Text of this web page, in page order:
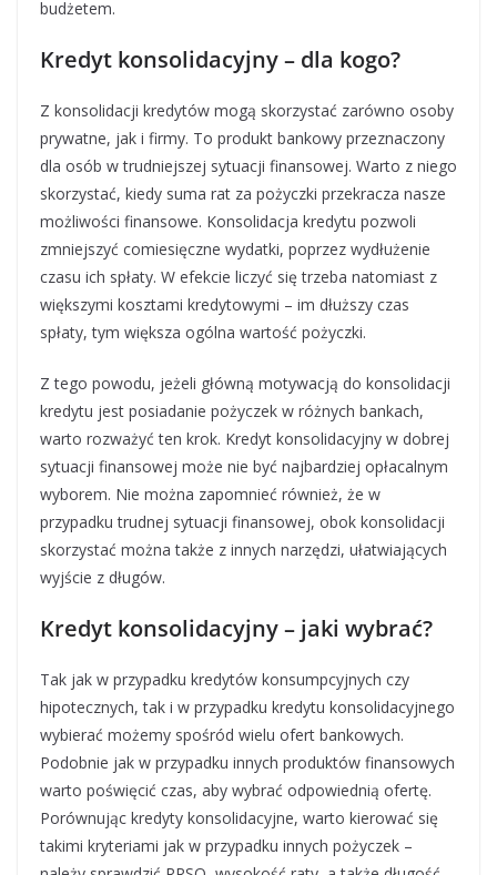
budżetem.
Kredyt konsolidacyjny – dla kogo?
Z konsolidacji kredytów mogą skorzystać zarówno osoby
prywatne, jak i firmy. To produkt bankowy przeznaczony
dla osób w trudniejszej sytuacji finansowej. Warto z niego
skorzystać, kiedy suma rat za pożyczki przekracza nasze
możliwości finansowe. Konsolidacja kredytu pozwoli
zmniejszyć comiesięczne wydatki, poprzez wydłużenie
czasu ich spłaty. W efekcie liczyć się trzeba natomiast z
większymi kosztami kredytowymi – im dłuższy czas
spłaty, tym większa ogólna wartość pożyczki.
Z tego powodu, jeżeli główną motywacją do konsolidacji
kredytu jest posiadanie pożyczek w różnych bankach,
warto rozważyć ten krok. Kredyt konsolidacyjny w dobrej
sytuacji finansowej może nie być najbardziej opłacalnym
wyborem. Nie można zapomnieć również, że w
przypadku trudnej sytuacji finansowej, obok konsolidacji
skorzystać można także z innych narzędzi, ułatwiających
wyjście z długów.
Kredyt konsolidacyjny – jaki wybrać?
Tak jak w przypadku kredytów konsumpcyjnych czy
hipotecznych, tak i w przypadku kredytu konsolidacyjnego
wybierać możemy spośród wielu ofert bankowych.
Podobnie jak w przypadku innych produktów finansowych
warto poświęcić czas, aby wybrać odpowiednią ofertę.
Porównując kredyty konsolidacyjne, warto kierować się
takimi kryteriami jak w przypadku innych pożyczek –